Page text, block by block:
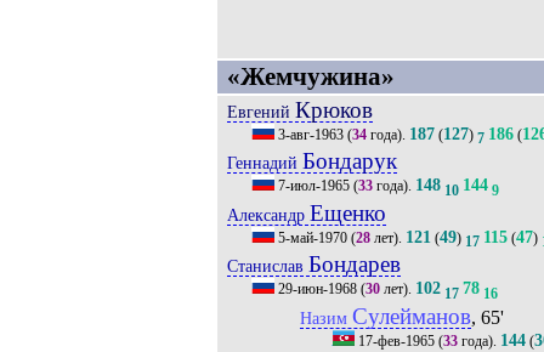
«Жемчужина»
Евгений Крюков
3-авг-1963(34года). 187(127) 7 186(
Геннадий Бондарук
7-июл-1965(33года). 148 10 144 9
Александр Ещенко
5-май-1970(28лет). 121 (49) 17 115(47)
Станислав Бондарев
29-июн-1968(30лет). 102 17 78 16
Назим Сулейманов, 65'
17-фев-1965 (33 года). 144 (